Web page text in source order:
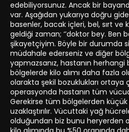
edebiliyorsunuz. Ancak bir
var. Aşağıdan yukarıya doğru
basenler, bacak içleri, bel, sırt ve
geldiği zaman; ‘’doktor bey. Ben
şikayetçiyim. Böyle bir durumda
müdahale ederseniz ve diğer
yapmazsanız, hastanın herhangi
bölgelerde kilo alımı daha fazla
olarakta şekil bozuklukları ortaya
operasyonda hastanın tüm
Gerekirse tüm bölgelerden
uzaklaştırılır. Vücuttaki yağ
olduğundan biz bunu heryerden